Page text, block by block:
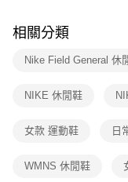
※ 交易是否成功請以「
是否繳費成功／繳費後需
客戶支援中心」https://
１．透過由恩沛科技股
權轉讓予恩沛科技股份有
３．未成年的使用者請事
相關分類
Nike Field General 休
NIKE 休閒鞋
女款 運動鞋 日
WMNS 休閒鞋